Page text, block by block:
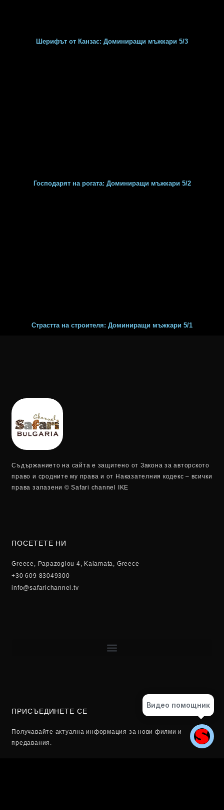
Шерифът от Канзас: Доминиращи мъжкари 5/3
Господарят на рогата: Доминиращи мъжкари 5/2
Страстта на строителя: Доминиращи мъжкари 5/1
Съдържанието на сайта е защитено от Закона за авторското
право и сродните му права и от Наказателния кодекс – всички
права запазени © Safari channel IKE
ПОСЕТЕТЕ НИ
Greece, Papazoglou 4, Kalamata, Greece
+30 609 83049300
info@safarichannel.tv
ПРИСЪЕДИНЕТЕ СЕ
Получавайте актуална информация за нови филми и
предавания.
Видео помощник